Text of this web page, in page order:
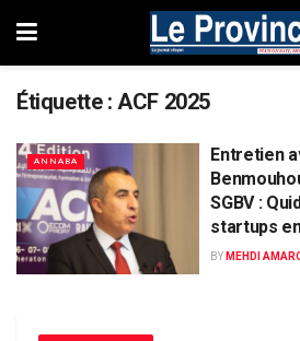
Étiquette :ACF 2025
ANNABA
Entretien
SGBV :
startups
BY MEHDI